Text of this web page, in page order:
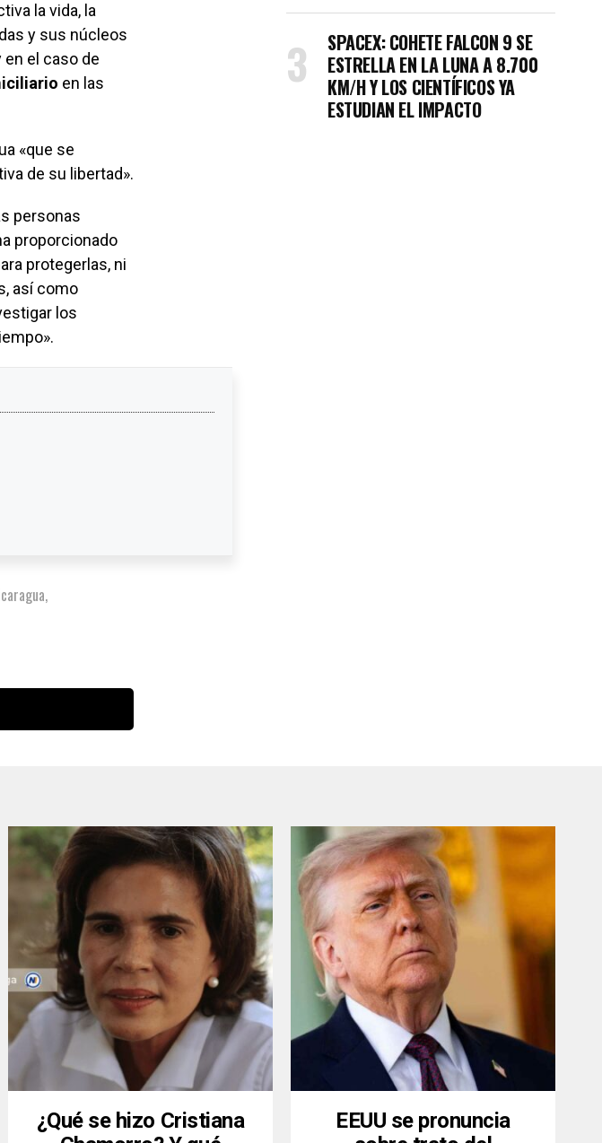
la vida, la
y sus núcleos
el caso de
en las
«que se
de su libertad».
personas
proporcionado
protegerlas, ni
así como
los
,
SPACEX: COHETE FALCON 9 SE
ESTRELLA EN LA LUNA A 8.700
KM/H Y LOS CIENTÍFICOS YA
ESTUDIAN EL IMPACTO
¿Qué se hizo Cristiana
EEUU se pronuncia